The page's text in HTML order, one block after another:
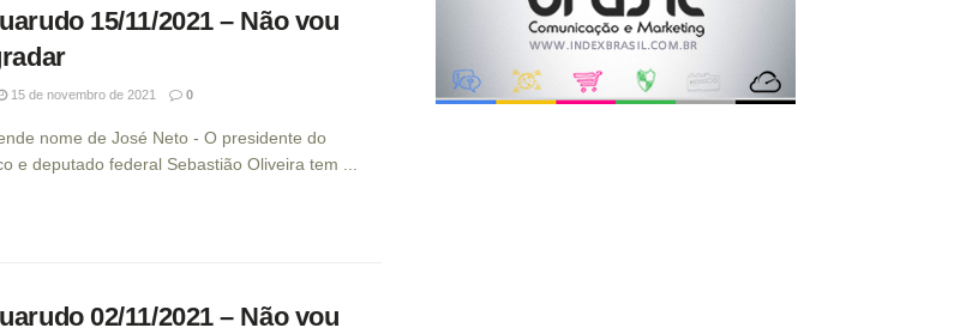
15/11/2021 – Não vou
15 de novembro de 2021 0
nome de José Neto - O presidente do
e deputado federal Sebastião Oliveira tem ...
02/11/2021 – Não vou